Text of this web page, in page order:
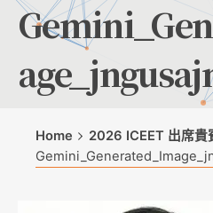
Home
2026 ICEET 出席貴